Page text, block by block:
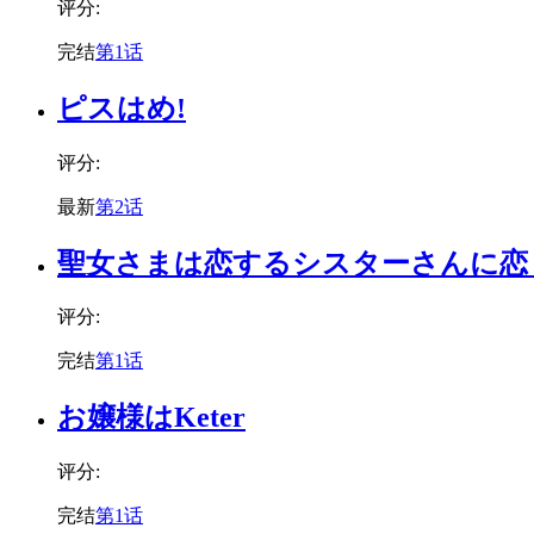
评分:
完结第1话
ピスはめ!
评分:
最新第2话
聖女さまは恋するシスターさんに
评分:
完结第1话
お嬢様はKeter
评分:
完结第1话